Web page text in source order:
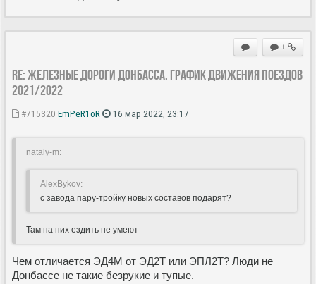
+
Re: Железные дороги Донбасса. График движения поездов
2021/2022
#715320 EmPeR1oR 16 мар 2022, 23:17
nataly-m:
AlexBykov:
с завода пару-тройку новых составов подарят?
Там на них ездить не умеют
Чем отличается ЭД4М от ЭД2Т или ЭПЛ2Т? Люди не
Донбассе не такие безрукие и тупые.